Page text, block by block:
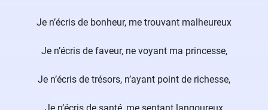
Je n’écris de bonheur, me trouvant malheureux
Je n’écris de faveur, ne voyant ma princesse,
Je n’écris de trésors, n’ayant point de richesse,